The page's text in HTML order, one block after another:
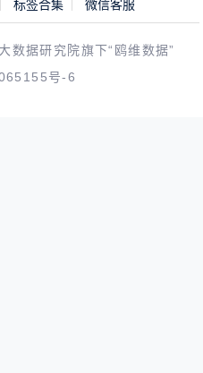
标签合集 微信客服
据研究院旗下“鸥维数据”
号-6